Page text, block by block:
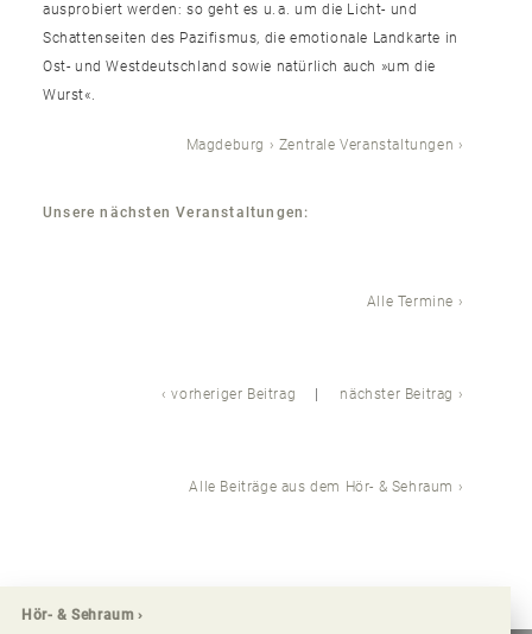
ausprobiert werden: so geht es u. a. um die Licht- und
Schattenseiten des Pazifismus, die emotionale Landkarte in
Ost- und Westdeutschland sowie natürlich auch »um die
Wurst«.
Magdeburg Zentrale Veranstaltungen
Unsere nächsten Veranstaltungen:
Alle Termine
vorheriger Beitrag nächster Beitrag
Alle Beiträge aus dem Hör- & Sehraum
Hör- & Sehraum